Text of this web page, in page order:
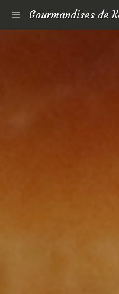
Gourmandises de